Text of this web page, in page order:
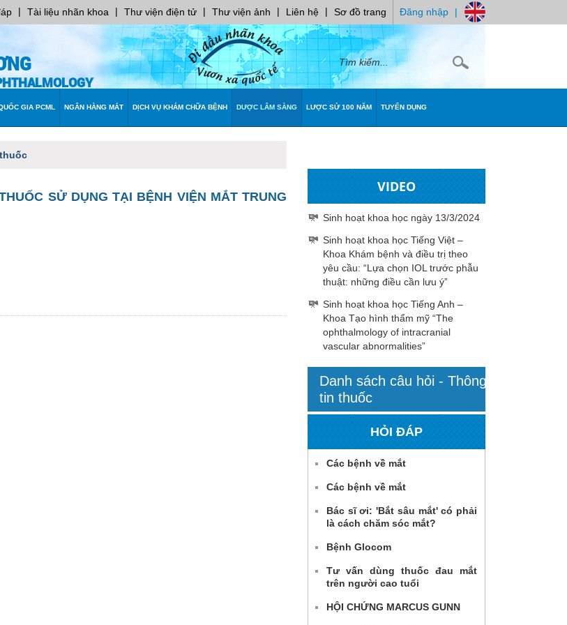
| Tài liệu nhãn khoa | Thư viện điện tử | Thư viện ảnh | Liên hệ | Sơ đồ trang Đăng nhập |
GIA PCML NGÂN HÀNG MẮT DỊCH VỤ KHÁM CHỮA BỆNH DƯỢC LÂM SÀNG LƯỢC SỬ 100 NĂM TUYỂN DỤNG
SỬ DỤNG TẠI BỆNH VIỆN MẮT TRUNG
VIDEO
Sinh hoạt khoa học ngày 13/3/2024
Sinh hoạt khoa học Tiếng Việt –
Khoa Khám bệnh và điều trị theo
yêu cầu: “Lựa chọn IOL trước phẫu
thuật: những điều cần lưu ý”
Sinh hoạt khoa học Tiếng Anh –
Khoa Tạo hình thẩm mỹ “The
ophthalmology of intracranial
vascular abnormalities”
Danh sách câu hỏi - Thông
tin thuốc
HỎI ĐÁP
Các bệnh về mắt
Các bệnh về mắt
Bác sĩ ơi: 'Bắt sâu mắt' có phải
là cách chăm sóc mắt?
Bệnh Glocom
Tư vấn dùng thuốc đau mắt
trên người cao tuổi
HỘI CHỨNG MARCUS GUNN